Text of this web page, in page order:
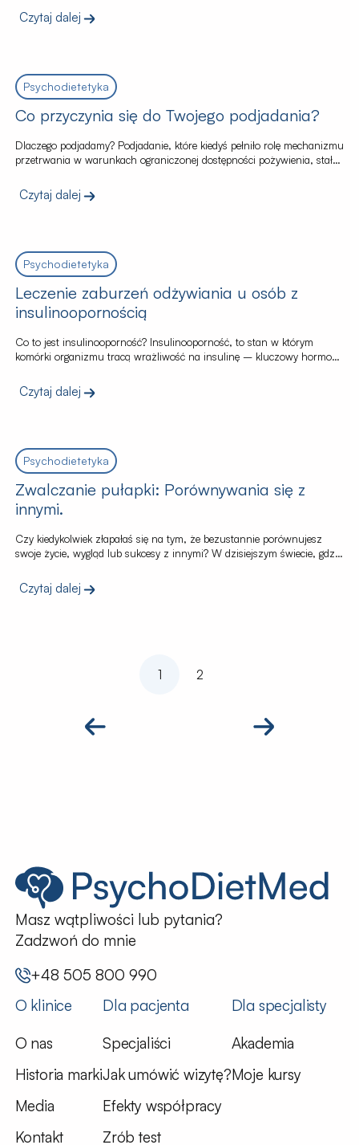
Czytaj dalej
Psychodietetyka
Co przyczynia się do Twojego podjadania?
Dlaczego podjadamy? Podjadanie, które kiedyś pełniło rolę mechanizmu
przetrwania w warunkach ograniczonej dostępności pożywienia, stało
przyczyniając się do zaburzeń odżywiania i otyłości. W przeszłości,
gdy dostęp do żywności był niepewny, podjadanie pełniło funkcję
Czytaj dalej
Psychodietetyka
Leczenie zaburzeń odżywiania u osób z
insulinoopornością
Co to jest insulinooporność? Insulinooporność, to stan w którym
komórki organizmu tracą wrażliwość na insulinę – kluczowy hormon
rozpoznawanym problemem wśród osób z zaburzeniami odżywiania.
W kontekście leczenia anoreksji, bulimii, czy kompulsywnego objadania
Czytaj dalej
Psychodietetyka
Zwalczanie pułapki: Porównywania się z
innymi.
Czy kiedykolwiek złapałaś się na tym, że bezustannie porównujesz
swoje życie, wygląd lub sukcesy z innymi? W dzisiejszym świecie, gdzie
życia, łatwo wpadać w pułapkę ciągłego porównywania się i oceniania
przez pryzmat innych. Ten artykuł ma na celu rzucić światło na ten
Czytaj dalej
1 2
Masz wątpliwości lub pytania?
Zadzwoń do mnie
+48 505 800 990
O klinice
O nas
Historia marki
Media
Kontakt
Dla pacjenta
Specjaliści
Jak umówić wizytę?
Efekty współpracy
Zrób test
Dla specjalisty
Akademia
Moje kursy